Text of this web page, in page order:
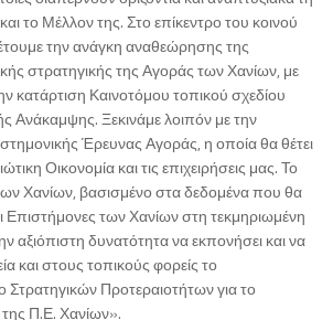
το Μέλλον της. Στο επίκεντρο του κοινού
την ανάγκη αναθεώρησης της
στρατηγικής της Αγοράς των Χανίων, με
κατάρτιση Καινοτόμου τοπικού σχεδίου
Ανάκαμψης. Ξεκινάμε λοιπόν με την
Έρευνας Αγοράς, η οποία θα θέτει
Οικονομία και τις επιχειρήσεις μας. Το
Χανίων, βασισμένο στα δεδομένα που θα
των Χανίων στη τεκμηριωμένη
αξιόπιστη δυνατότητα να εκπονήσει και να
και στους τοπικούς φορείς το
Προτεραιοτήτων για το
Π.Ε. Χανίων».